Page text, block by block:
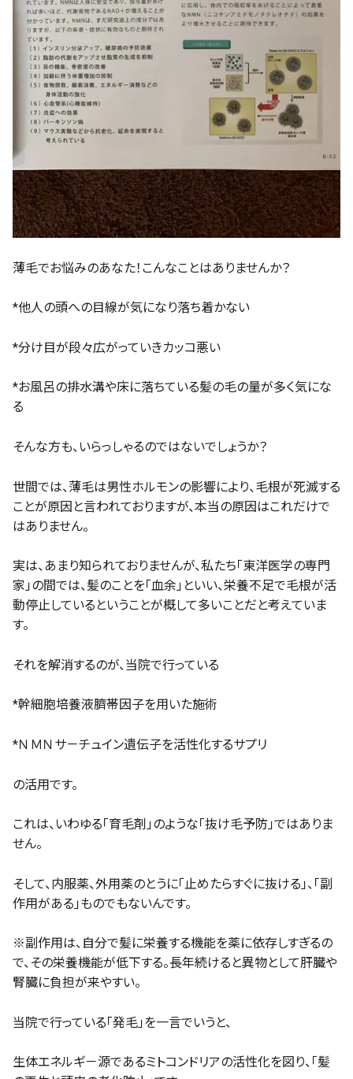
薄毛でお悩みのあなた！こんなことはありませんか？
*他人の頭への目線が気になり落ち着かない
*分け目が段々広がっていきカッコ悪い
*お風呂の排水溝や床に落ちている髪の毛の量が多く気にな
る
そんな方も、いらっしゃるのではないでしょうか？
世間では、薄毛は男性ホルモンの影響により、毛根が死滅する
ことが原因と言われておりますが、本当の原因はこれだけで
はありません。
実は、あまり知られておりませんが、私たち「東洋医学の専門
家」の間では、髪のことを「血余」といい、栄養不足で毛根が活
動停止しているということが概して多いことだと考えていま
す。
それを解消するのが、当院で行っている
*幹細胞培養液臍帯因子を用いた施術
*ＮＭＮサ－チュイン遺伝子を活性化するサプリ
の活用です。
これは、いわゆる「育毛剤」のような「抜け毛予防」ではありま
せん。
そして、内服薬、外用薬のとうに「止めたらすぐに抜ける」、「副
作用がある」ものでもないんです。
※副作用は、自分で髪に栄養する機能を薬に依存しすぎるの
で、その栄養機能が低下する。長年続けると異物として肝臓や
腎臓に負担が来やすい。
当院で行っている「発毛」を一言でいうと、
生体エネルギ－源であるミトコンドリアの活性化を図り、「髪